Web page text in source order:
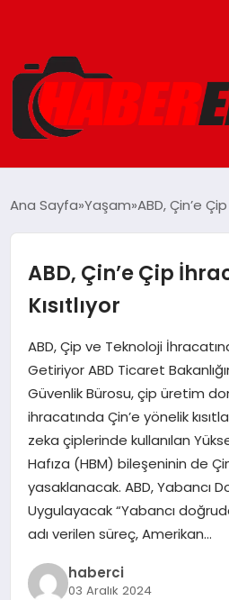
GÜNCEL
EĞITIM
MAGAZIN
SAĞLIK
SPOR
TEKNOLOJI
YAŞAM
Ana Sayfa Yaşam ABD, Çin’e
ABD, Çin’e Çip
Kısıtlıyor
ABD, Çip ve Teknoloji
Getiriyor ABD Ticaret
Güvenlik Bürosu, çip üretim
ihracatında Çin’e yönelik
zeka çiplerinde kullanılan
Hafıza (HBM) bileşeninin de
yasaklanacak. ABD, Yabancı
Uygulayacak “Yabancı
adı verilen süreç, Amerikan…
haberci
03 Aralık 2024